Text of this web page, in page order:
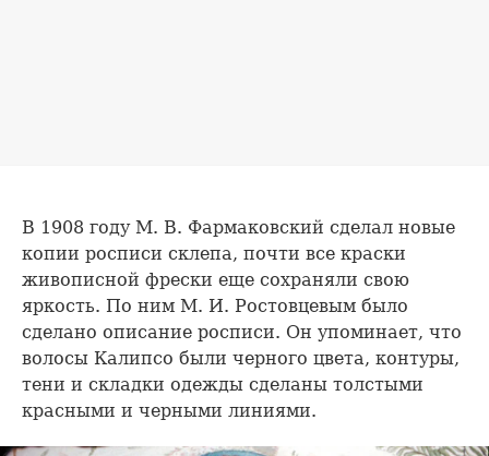
В 1908 году М. В. Фармаковский сделал новые
копии росписи склепа, почти все краски
живописной фрески еще сохраняли свою
яркость. По ним М. И. Ростовцевым было
сделано описание росписи. Он упоминает, что
волосы Калипсо были черного цвета, контуры,
тени и складки одежды сделаны толстыми
красными и черными линиями.